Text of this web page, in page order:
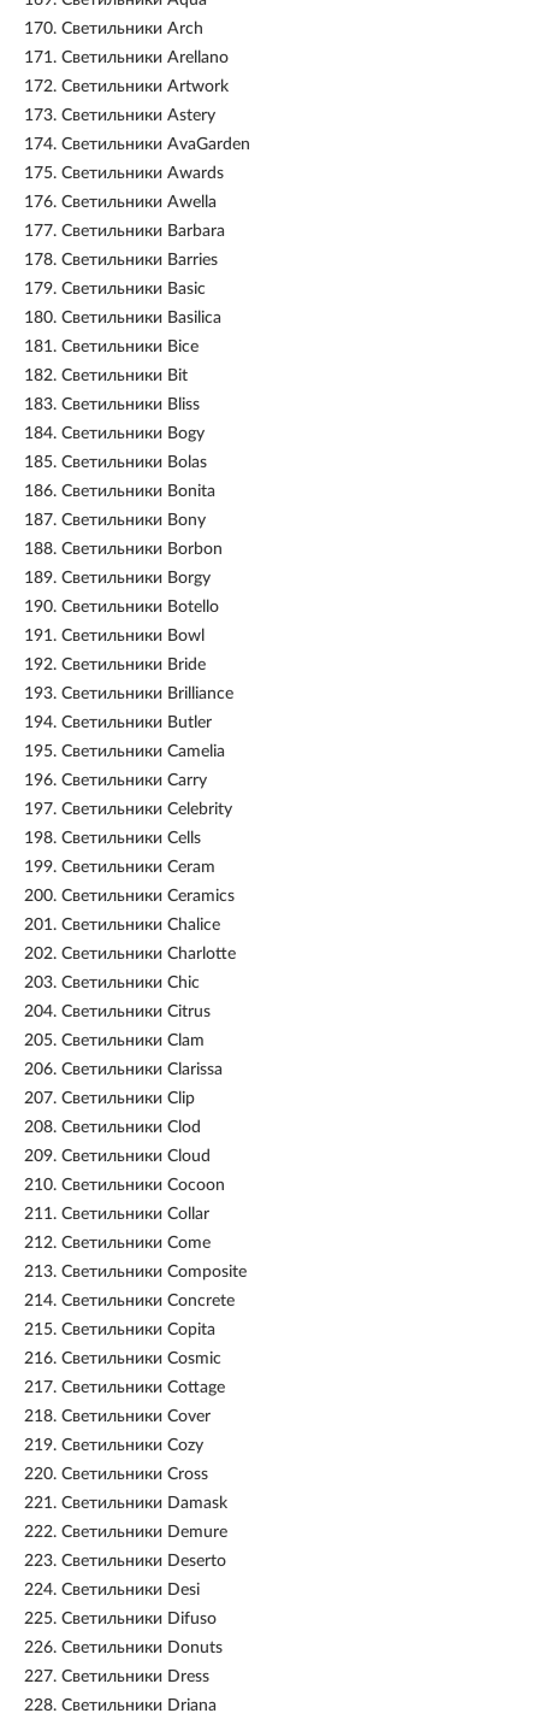
170. Светильники Arch
171. Светильники Arellano
172. Светильники Artwork
173. Светильники Astery
174. Светильники AvaGarden
175. Светильники Awards
176. Светильники Awella
177. Светильники Barbara
178. Светильники Barries
179. Светильники Basic
180. Светильники Basilica
181. Светильники Bice
182. Светильники Bit
183. Светильники Bliss
184. Светильники Bogy
185. Светильники Bolas
186. Светильники Bonita
187. Светильники Bony
188. Светильники Borbon
189. Светильники Borgy
190. Светильники Botello
191. Светильники Bowl
192. Светильники Bride
193. Светильники Brilliance
194. Светильники Butler
195. Светильники Camelia
196. Светильники Carry
197. Светильники Celebrity
198. Светильники Cells
199. Светильники Ceram
200. Светильники Ceramics
201. Светильники Chalice
202. Светильники Charlotte
203. Светильники Chic
204. Светильники Citrus
205. Светильники Clam
206. Светильники Clarissa
207. Светильники Clip
208. Светильники Clod
209. Светильники Cloud
210. Светильники Cocoon
211. Светильники Collar
212. Светильники Come
213. Светильники Composite
214. Светильники Concrete
215. Светильники Copita
216. Светильники Cosmic
217. Светильники Cottage
218. Светильники Cover
219. Светильники Cozy
220. Светильники Cross
221. Светильники Damask
222. Светильники Demure
223. Светильники Deserto
224. Светильники Desi
225. Светильники Difuso
226. Светильники Donuts
227. Светильники Dress
228. Светильники Driana